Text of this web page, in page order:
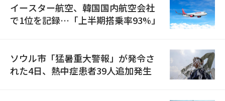
イースター航空、韓国国内航空会社
で1位を記録…「上半期搭乗率93%」
ソウル市「猛暑重大警報」が発令さ
れた4日、熱中症患者39人追加発生